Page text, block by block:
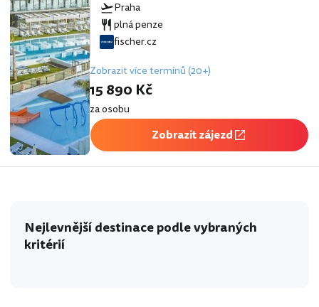
Praha
plná penze
fischer.cz
Zobrazit více termínů (20+)
15 890 Kč
za osobu
Zobrazit zájezd
Nejlevnější destinace podle vybraných
kritérií